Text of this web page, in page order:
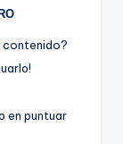
contenido?
en puntuar